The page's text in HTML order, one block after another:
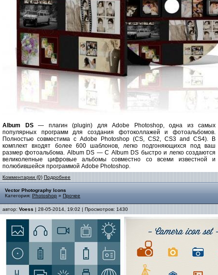
Album DS— плагин (plugin) для Adobe Photoshop, одна из самых
популярных программ для создания фотоколлажей и фотоальбомов.
Полностью совместима с Adobe Photoshop (CS, CS2, CS3 and CS4). В
комплект входят более 600 шаблонов, легко подгоняющихся под ваш
размер фотоальбома. Album DS — С Album DS быстро и легко создаются
великолепные цифровые альбомы совместно со всеми известной и
полюбившейся программой Adobe Photoshop.
Комментарии (0) Подробнее
Vector Photography Icons
Категория: Photoshop » Прочее
автор: Voess | 28-05-2014, 19:02 | Просмотров: 1430